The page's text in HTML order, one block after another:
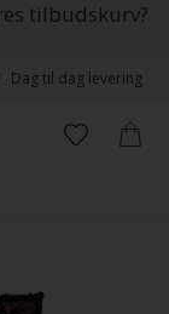
tilbudskurv?
Dag til dag levering